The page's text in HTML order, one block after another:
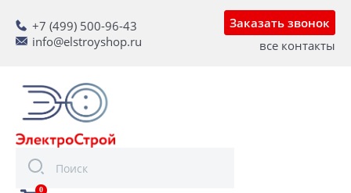
+7 (499) 500-96-43
info@elstroyshop.ru
Заказать звонок
все контакты
0